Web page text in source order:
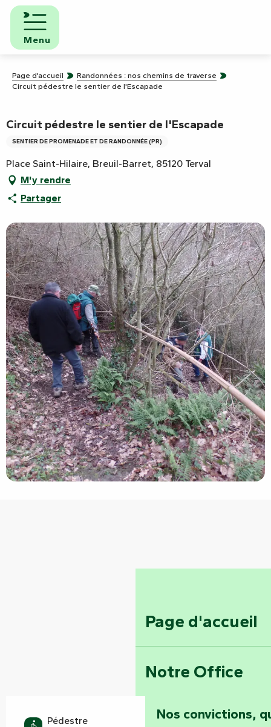
Aller
contenu
principal
Menu
Page d'accueil
Notre Office
Nos convictions,
Page d’accueil
Randonnées : nos chemins de traverse
Circuit pédestre le sentier de l'Escapade
Circuit pédestre le sentier de l'Escapade
SENTIER DE PROMENADE ET DE RANDONNÉE (PR)
Place Saint-Hilaire, Breuil-Barret, 85120 Terval
M'y rendre
Partager
Pédestre